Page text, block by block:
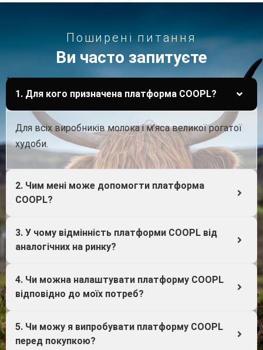
Поширені питання
Ви часто запитуєте
1. Для кого призначена платформа COOPL?
Для всіх виробників молока і м’яса великої рогатої
худоби.
2. Чим мені може допомогти платформа
COOPL?
3. У чому відмінність платформи COOPL від
аналогічних на ринку?
4. Чи можна налаштувати платформу COOPL
відповідно до моїх потреб?
5. Чи можу я випробувати платформу COOPL
перед покупкою?